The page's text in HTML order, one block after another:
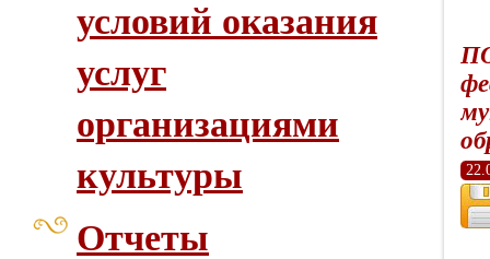
условий оказания
услуг
организациями
культуры
Отчеты